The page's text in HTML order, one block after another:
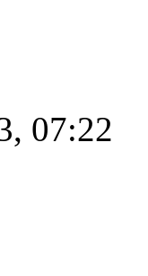
07:22